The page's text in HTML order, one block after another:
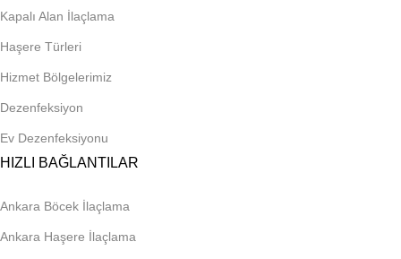
Kapalı Alan İlaçlama
Haşere Türleri
Hizmet Bölgelerimiz
Dezenfeksiyon
Ev Dezenfeksiyonu
HIZLI BAĞLANTILAR
Ankara Böcek İlaçlama
Ankara Haşere İlaçlama